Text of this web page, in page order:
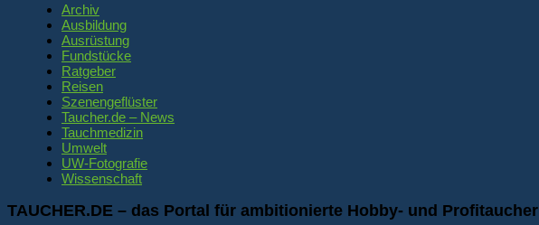
Archiv
Ausbildung
Ausrüstung
Fundstücke
Ratgeber
Reisen
Szenengeflüster
Taucher.de – News
Tauchmedizin
Umwelt
UW-Fotografie
Wissenschaft
TAUCHER.DE – das Portal für ambitionierte Hobby- und Profitaucher